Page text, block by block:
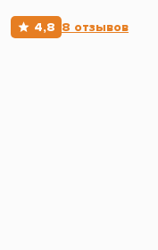
4,8 8 отзывов